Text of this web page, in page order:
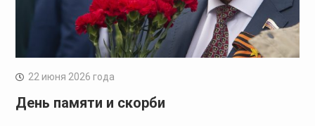
22 июня 2026 года
День памяти и скорби